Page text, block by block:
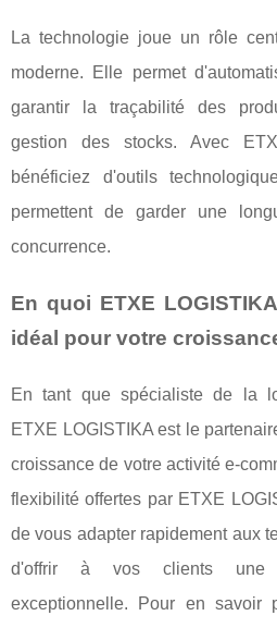
La technologie joue un rôle
moderne. Elle permet
garantir la traçabilité des
gestion des stocks. Avec
bénéficiez d'outils
permettent de garder une
concurrence.
En quoi ETXE
idéal pour votre
En tant que spécialiste de la
ETXE LOGISTIKA est le
croissance de votre activité e-
flexibilité offertes par ETXE
de vous adapter rapidement aux
d'offrir à vos clients une
exceptionnelle. Pour en savoir